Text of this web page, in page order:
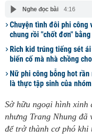
Nghe đọc bài 4:16
Chuyện tình đôi phi công
chung rồi "chốt đơn"
Rich kid trúng tiếng sét
biến cố mà nhà chồng
Nữ phi công bỗng hot
là thực tập sinh của
Sở hữu ngoại hình xinh
nhưng Trang Nhung đã
để trở thành cơ phó